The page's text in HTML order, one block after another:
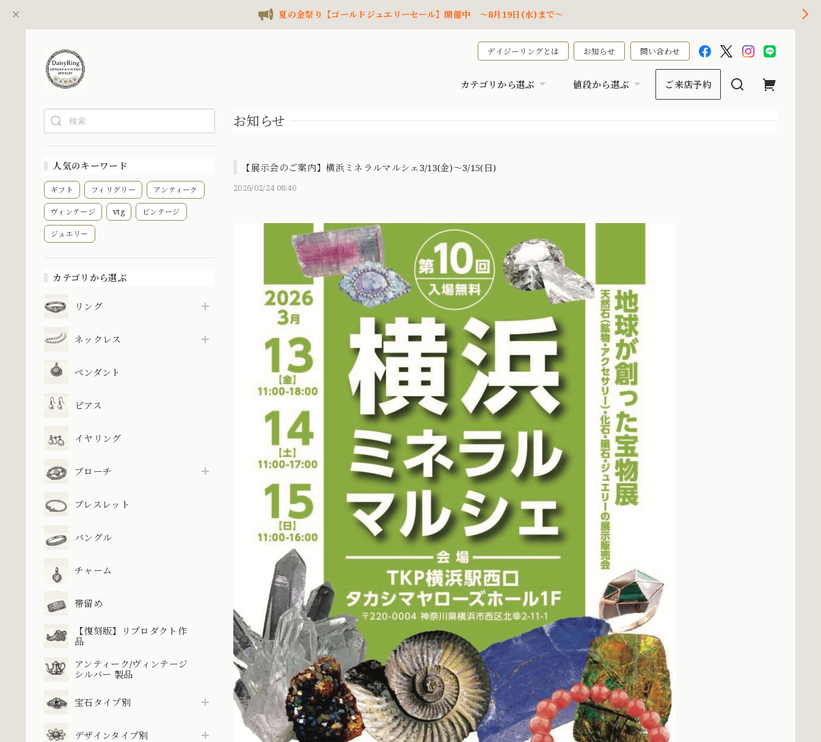
夏の金祭り【ゴールドジュエリーセール】開催中 ～8月19日(水)まで～
デイジーリングとは お知らせ 問い合わせ
カテゴリから選ぶ 値段から選ぶ ご来店予約
人気のキーワード
ギフト フィリグリー アンティーク
ヴィンテージ vtg ビンテージ
ジュエリー
カテゴリから選ぶ
リング
ネックレス
ペンダント
ピアス
イヤリング
ブローチ
ブレスレット
バングル
チャーム
帯留め
【復刻版】リプロダクト作
品
アンティーク/ヴィンテージ
シルバー 製品
宝石タイプ別
デザインタイプ別
お知らせ
【展示会のご案内】横浜ミネラルマルシェ3/13(金)〜3/15(日)
2026/02/24 08:46